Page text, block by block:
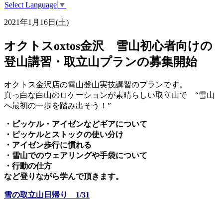
Select Language ▼
2021年1月16日(土)
オクトスoxtos金沢 雪山初心者向けの
登山講習・取立山プランの募集開始
オクトス金沢店の雪山登山実技講習のプランです。
真っ白な白山のロケーションが素晴らしい取立山で “雪山
へ最初の一歩を踏み出そう！”
・ピッケル・アイゼンなどギアについて
・ピッケルとストックの使い分け
・アイゼン歩行に慣れる
・雪山でのウェアリングや手袋について
・行動の仕方
など登りながら学んで頂きます。
雪の取立山日帰り 1/31